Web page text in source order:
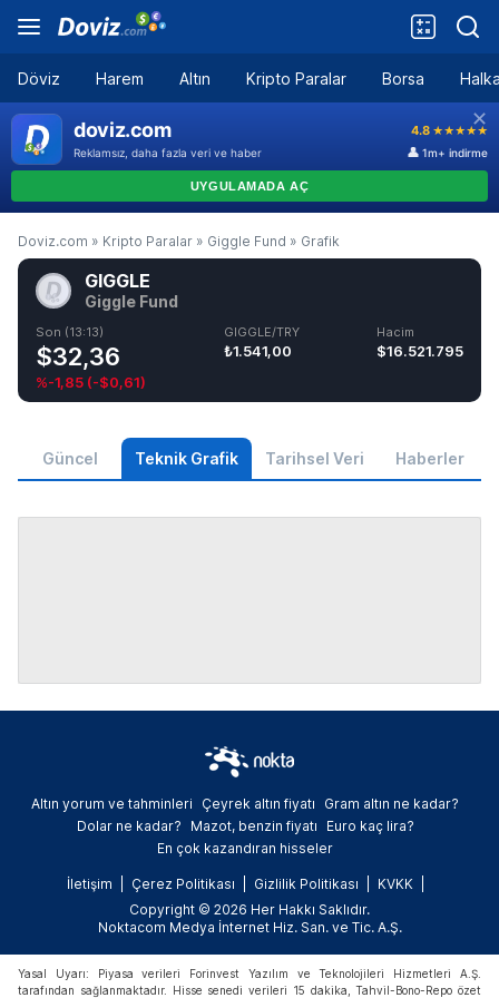
Döviz Harem Altın Kripto Paralar Borsa
Doviz.com » Kripto Paralar » Giggle Fund » Grafik
GIGGLE
Giggle Fund
Son (13:13)
$32,36
%-1,85 (-$0,61)
GIGGLE/TRY
₺1.541,00
Hacim
$16.521.795
Güncel Teknik Grafik Tarihsel Veri Haberler
Altın yorum ve tahminleri Çeyrek altın fiyatı
Gram altın ne kadar?
Dolar ne kadar?
Mazot, benzin fiyatı
Euro kaç lira?
En çok kazandıran hisseler
İletişim Çerez Politikası Gizlilik Politikası
KVKK
Copyright © 2026 Her Hakkı Saklıdır.
Noktacom Medya İnternet Hiz. San. ve Tic. A.Ş.
Yasal Uyarı: Piyasa verileri Forinvest Yazılım ve Teknolojileri Hizmetleri A.Ş.
tarafından sağlanmaktadır. Hisse senedi verileri 15 dakika, Tahvil-Bono-Repo özet